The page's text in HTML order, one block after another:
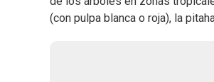
(con pulpa blanca o roja), la